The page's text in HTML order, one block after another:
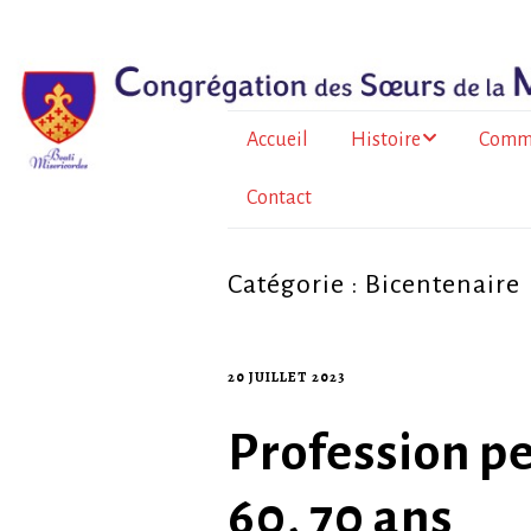
Accueil Histoire
Congrégation
À l’Île
La
sœurs
Contact
Catégorie : Bicentenaire
20 JUILLET 2023
Profession
60, 70 ans